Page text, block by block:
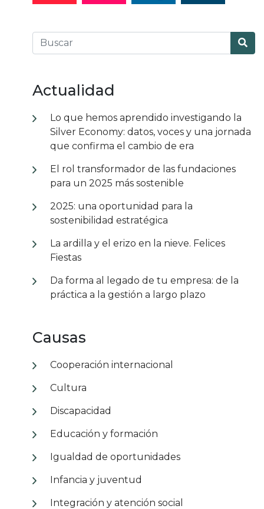
Actualidad
Lo que hemos aprendido investigando la
Silver Economy: datos, voces y una jornada
que confirma el cambio de era
El rol transformador de las fundaciones
para un 2025 más sostenible
2025: una oportunidad para la
sostenibilidad estratégica
La ardilla y el erizo en la nieve. Felices
Fiestas
Da forma al legado de tu empresa: de la
práctica a la gestión a largo plazo
Causas
Cooperación internacional
Cultura
Discapacidad
Educación y formación
Igualdad de oportunidades
Infancia y juventud
Integración y atención social